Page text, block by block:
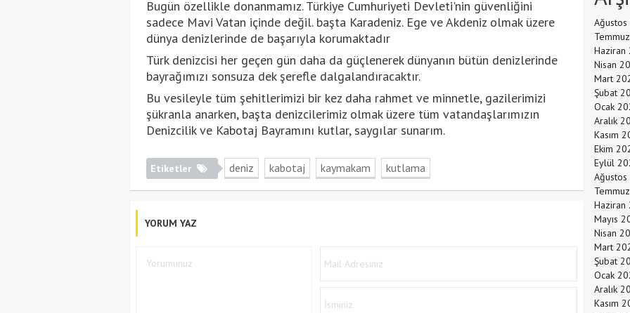
Bugün özellikle donanmamız. Türkiye Cumhuriyeti Devleti'nin güvenliğini
sadece Mavi Vatan içinde değil. başta Karadeniz. Ege ve Akdeniz olmak üzere
dünya denizlerinde de başarıyla korumaktadır
Türk denizcisi her geçen gün daha da güçlenerek dünyanın bütün denizlerinde
bayrağımızı sonsuza dek şerefle dalgalandıracaktır.
Bu vesileyle tüm şehitlerimizi bir kez daha rahmet ve minnetle, gazilerimizi
şükranla anarken, başta denizcilerimiz olmak üzere tüm vatandaşlarımızın
Denizcilik ve Kabotaj Bayramını kutlar, saygılar sunarım.
Etiketler deniz kabotaj kaymakam kutlama
YORUM YAZ
Haziran
Nisan
Mart
Şubat
Ocak
Aralık
Kasım
Ekim
Eylül
Haziran
Mayıs
Nisan
Mart
Şubat
Ocak
Aralık
Kasım